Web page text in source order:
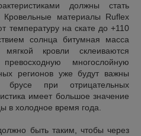
должны стать
Кровельные материалы Ruflex
температуру на скате до +110
солнца битумная масса
кровли склеиваются
многослойную
регионов уже будут важны
брусе при отрицательных
имеет большое значение
в холодное время года.
быть таким, чтобы через